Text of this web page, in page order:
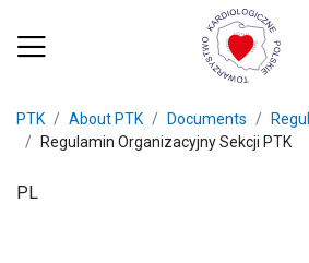
PTK About PTK Documents
Regulamin Organizacyjny Sekcji PTK
PL